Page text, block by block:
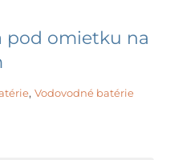
pod omietku na
, Vodovodné batérie